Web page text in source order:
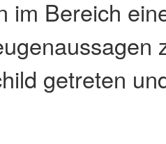
im Bereich
getreten